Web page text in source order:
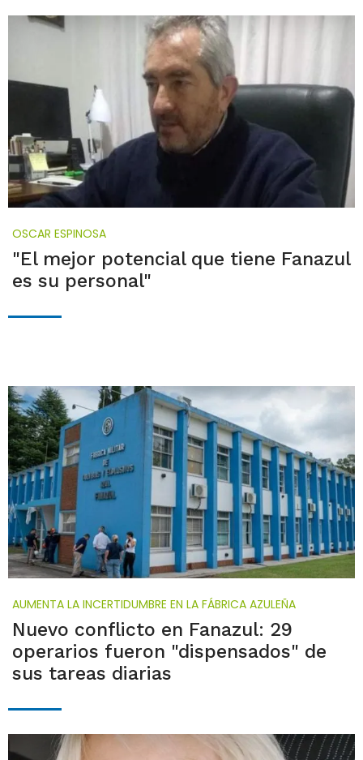
OSCAR ESPINOSA
"El mejor potencial que tiene Fanazul
es su personal"
AUMENTA LA INCERTIDUMBRE EN LA FÁBRICA AZULEÑA
Nuevo conflicto en Fanazul: 29
operarios fueron "dispensados" de
sus tareas diarias